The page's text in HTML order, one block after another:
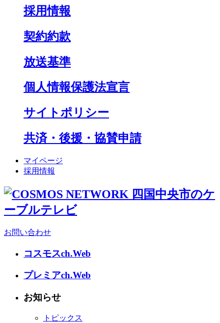
採用情報
契約約款
放送基準
個人情報保護法宣言
サイトポリシー
共済・後援・協賛申請
マイページ
採用情報
お問い合わせ
コスモスch.Web
プレミアch.Web
お知らせ
トピックス